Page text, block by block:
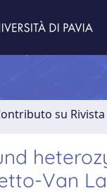
su Rivista
Van